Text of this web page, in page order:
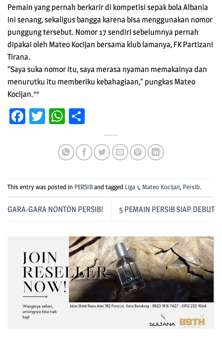
Pemain yang pernah berkarir di kompetisi sepak bola Albania
ini senang, sekaligus bangga karena bisa menggunakan nomor
punggung tersebut. Nomor 17 sendiri sebelumnya pernah
dipakai oleh Mateo Kocijan bersama klub lamanya, FK Partizani
Tirana.
“Saya suka nomor itu, saya merasa nyaman memakainya dan
menurutku itu memberiku kebahagiaan,” pungkas Mateo
Kocijan.**
Facebook
TwitterWhatsApp
This entry was posted in PERSIB and tagged Liga 1, Mateo Kocijan, Persib.
GARA-GARA NONTON PERSIB! 5 PEMAIN PERSIB SIAP DEBUT